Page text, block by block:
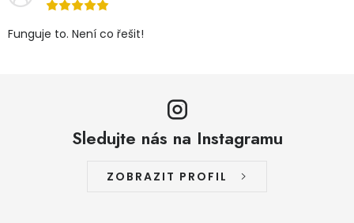
Funguje to. Není co řešit!
Sledujte nás na Instagramu
ZOBRAZIT PROFIL